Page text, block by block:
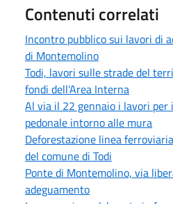
Contenuti correlati
Incontro pubblico sui lavori di
di Montemolino
Todi, lavori sulle strade del
fondi dell'Area Interna
Al via il 22 gennaio i lavori per
pedonale intorno alle mura
Deforestazione linea
del comune di Todi
Ponte di Montemolino, via
adeguamento